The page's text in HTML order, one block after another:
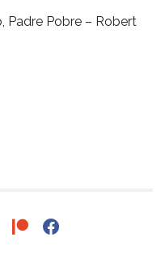
Padre Pobre – Robert
patreonfacebook